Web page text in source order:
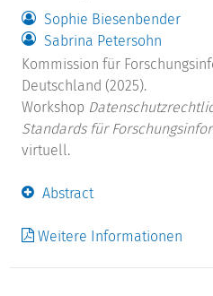
Sophie Biesenbender
Sabrina Petersohn
Kommission für
Deutschland (2025).
Workshop
Standards für
virtuell.
Abstract
Weitere Informationen